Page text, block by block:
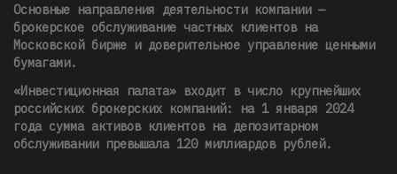
Основные направления деятельности компании —
брокерское обслуживание частных клиентов на
Московской бирже и доверительное управление ценными
бумагами.
«Инвестиционная палата» входит в число крупнейших
российских брокерских компаний: на 1 января 2024
года сумма активов клиентов на депозитарном
обслуживании превышала 120 миллиардов рублей.